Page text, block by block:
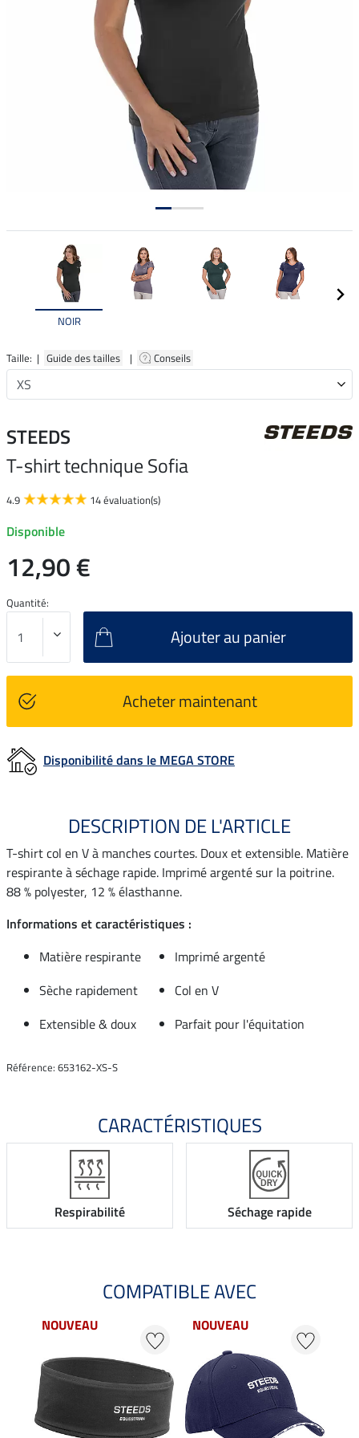
NOIR
Taille: | Guide des tailles | Conseils
STEEDS
T-shirt technique Sofia
4.9 14 évaluation(s)
Disponible
12,90 €
Quantité:
Ajouter au panier
Acheter maintenant
Disponibilité dans le MEGA STORE
DESCRIPTION DE L'ARTICLE
T-shirt col en V à manches courtes. Doux et extensible. Matière
respirante à séchage rapide. Imprimé argenté sur la poitrine.
88 % polyester, 12 % élasthanne.
Informations et caractéristiques :
Matière respirante
Imprimé argenté
Sèche rapidement
Col en V
Extensible & doux
Parfait pour l'équitation
Référence: 653162-XS-S
CARACTÉRISTIQUES
Respirabilité Séchage rapide
COMPATIBLE AVEC
NOUVEAU NOUVEAU